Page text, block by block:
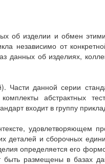
об изделии и обмен
независимо от
об изделиях,
данной серии
абстрактных
входит в группу
удовлетворяющем
деталей и сборочных
определяется его
размещены в базах